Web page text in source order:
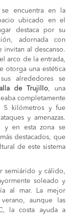
se encuentra en la
ubicado en el
destaca por su
adornada con
invitan al descanso.
arco de la entrada,
otorga una estética
alrededores se
de Trujillo, una
completamente
5 kilómetros y fue
y amenazas.
y en esta zona se
destacados, que
de este sistema
semiárido y cálido,
soleado y
al mar. La mejor
aunque las
la costa ayuda a